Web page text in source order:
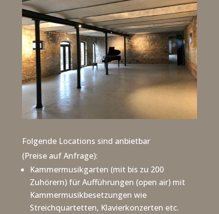
Folgende Locations sind anbietbar
(Preise auf Anfrage):
Kammermusikgarten (mit bis zu 200
Zuhörern) für Aufführungen (open air) mit
Kammermusikbesetzungen wie
Streichquartetten, Klavierkonzerten etc.